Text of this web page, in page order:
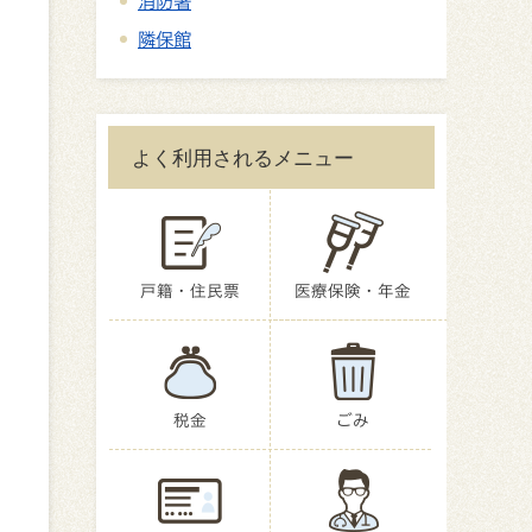
隣保館
よく利用されるメニュー
戸籍・住民票 医療保険・年金
税金 ごみ